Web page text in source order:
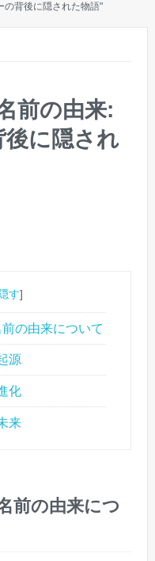
の背後に隠された物語"
前の由来:
に隠され
す]
の由来について
源
化
来
前の由来につ